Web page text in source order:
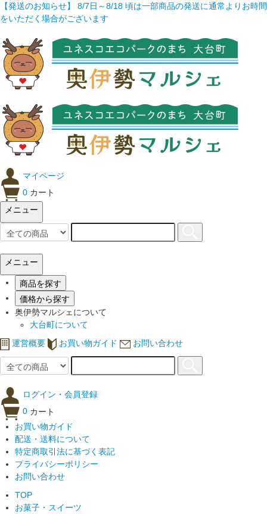
【発送のお知らせ】 8/7日～8/18 頃は一部商品の発送に通常よりお時間
をいただく場合がございます
マイページ
0 カート
メニュー
メニュー
商品を探す
価格から探す
奥伊勢マルシェについて
大台町について
運営概要
お買い物ガイド お問い合わせ
ログイン・会員登録
0 カート
お買い物ガイド
配送・送料について
特定商取引法に基づく表記
プライバシーポリシー
お問い合わせ
TOP
お菓子・スイーツ